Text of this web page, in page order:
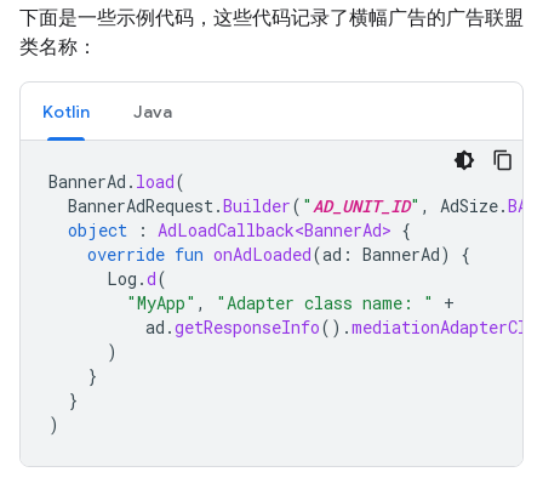
下面是一些示例代码，这些代码记录了横幅广告的广告联盟
类名称：
Kotlin Java
BannerAd . load(
BannerAdRequest.Builder( "AD_UNIT_ID" , AdSize.
object
: AdLoadCallback<BannerAd> {
override fun onAdLoaded(ad : BannerAd)
{
Log .d(
"MyApp" , "Adapter class name: "
+
ad .getResponseInfo().
)
}
}
)